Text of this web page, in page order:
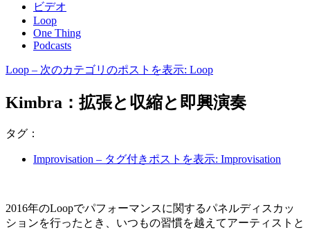
ビデオ
Loop
One Thing
Podcasts
Loop – 次のカテゴリのポストを表示: Loop
Kimbra：拡張と収縮と即興演奏
タグ：
Improvisation – タグ付きポストを表示: Improvisation
2016年のLoopでパフォーマンスに関するパネルディスカッ
ションを行ったとき、いつもの習慣を越えてアーティストと